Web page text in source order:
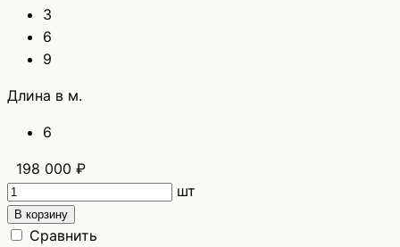
3
6
9
Длина в м.
6
198 000 ₽
шт
В корзину
Сравнить